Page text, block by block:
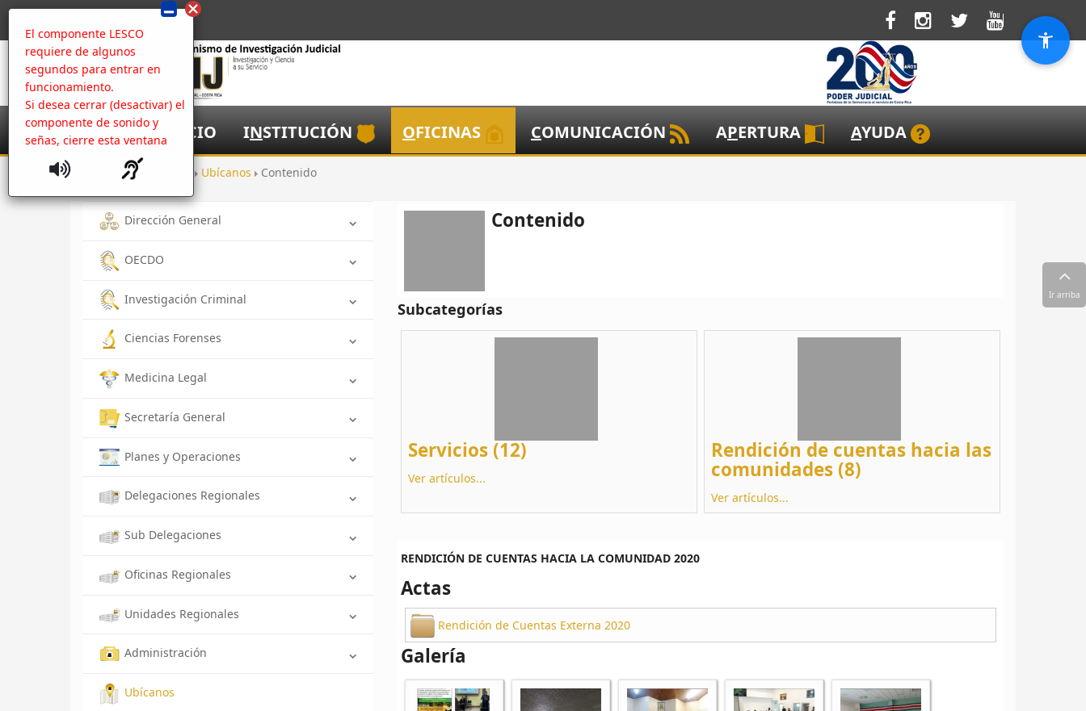
El componente LESCO
requiere de algunos
segundos para entrar en
funcionamiento.
Si desea cerrar (desactivar) el
componente de sonido y
señas, cierre esta ventana
NICIO INSTITUCIÓN OFICINAS COMUNICACIÓN APERTURA AYUDA
Inicio Ubícanos Contenido
Dirección General
OECDO
Investigación Criminal
Ciencias Forenses
Medicina Legal
Secretaría General
Planes y Operaciones
Delegaciones Regionales
Sub Delegaciones
Oficinas Regionales
Unidades Regionales
Administración
Ubícanos
Contenido
Subcategorías
Servicios (12)
Ver artículos...
Rendición de cuentas hacia las
comunidades (8)
Ver artículos...
RENDICIÓN DE CUENTAS HACIA LA COMUNIDAD 2020
Actas
Rendición de Cuentas Externa 2020
Galería
Ir arriba